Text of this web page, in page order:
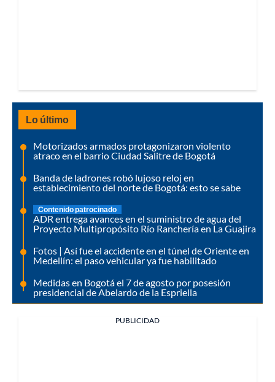
Lo último
Motorizados armados protagonizaron violento
atraco en el barrio Ciudad Salitre de Bogotá
Banda de ladrones robó lujoso reloj en
establecimiento del norte de Bogotá: esto se sabe
Contenido patrocinado
ADR entrega avances en el suministro de agua del
Proyecto Multipropósito Río Ranchería en La Guajira
Fotos | Así fue el accidente en el túnel de Oriente en
Medellín: el paso vehicular ya fue habilitado
Medidas en Bogotá el 7 de agosto por posesión
presidencial de Abelardo de la Espriella
PUBLICIDAD